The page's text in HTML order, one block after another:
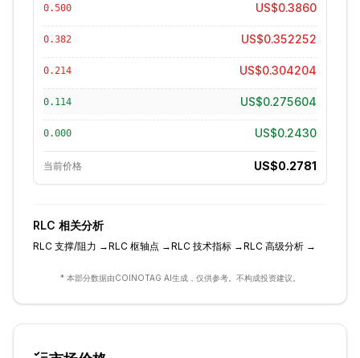
0.500 US$0.3860
0.382 US$0.352252
0.214 US$0.304204
0.114 US$0.275604
0.000 US$0.2430
当前价格 US$0.2781
RLC 相关分析
RLC 支撑/阻力 →RLC 枢轴点 →RLC 技术指标 →RLC 高级分析 →
* 本部分数据由COINOTAG AI生成，仅供参考。不构成投资建议。